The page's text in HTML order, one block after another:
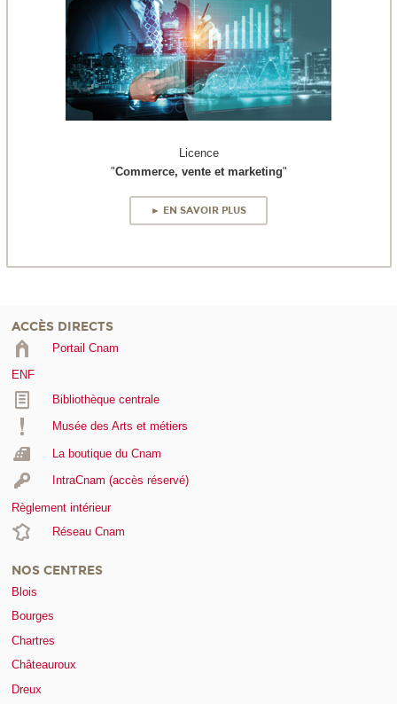
Licence
"Commerce, vente et marketing"
► EN SAVOIR PLUS
ACCÈS DIRECTS
Portail Cnam
ENF
Bibliothèque centrale
Musée des Arts et métiers
La boutique du Cnam
IntraCnam (accès réservé)
Règlement intérieur
Réseau Cnam
NOS CENTRES
Blois
Bourges
Chartres
Châteauroux
Dreux